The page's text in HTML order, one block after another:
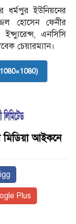
ধর্মপুর ইউনিয়নের
হোসেন ফেনীর
ইন্স্যুরেন্স, এনসিসি
চেয়ারম্যান।
মিডিয়া আইকনে
Plus